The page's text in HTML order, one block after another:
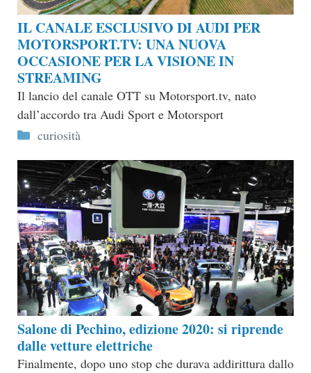
IL CANALE ESCLUSIVO DI AUDI PER
MOTORSPORT.TV: UNA NUOVA
OCCASIONE PER LA VISIONE IN
STREAMING
Il lancio del canale OTT su Motorsport.tv, nato
dall’accordo tra Audi Sport e Motorsport
Categorie
curiosità
Salone di Pechino, edizione 2020: si riprende
dalle vetture elettriche
Finalmente, dopo uno stop che durava addirittura dallo